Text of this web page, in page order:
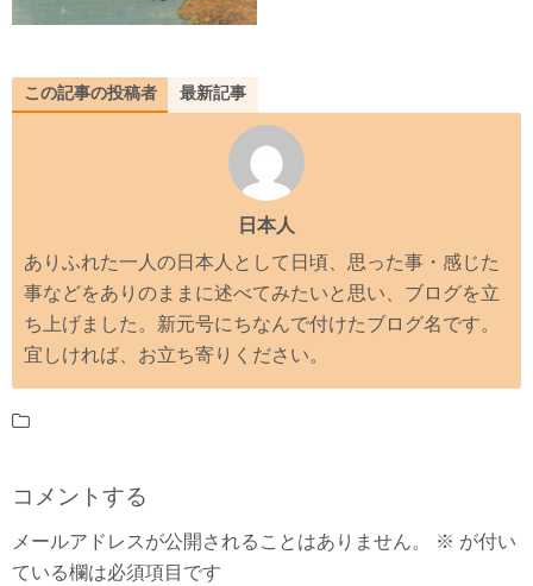
この記事の投稿者 最新記事
日本人
ありふれた一人の日本人として日頃、思った事・感じた
事などをありのままに述べてみたいと思い、ブログを立
ち上げました。新元号にちなんで付けたブログ名です。
宜しければ、お立ち寄りください。
コメントする
メールアドレスが公開されることはありません。 ※ が付い
ている欄は必須項目です